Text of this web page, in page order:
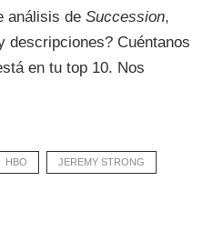
análisis de Succession,
descripciones? Cuéntanos
en tu top 10. Nos
HBO JEREMY STRONG